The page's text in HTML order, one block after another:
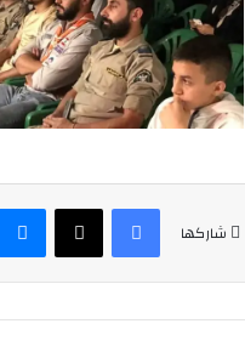
شاركها
فيسبوك
‫X